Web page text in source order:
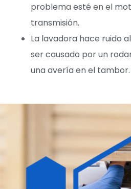
problema esté en el
transmisión.
La lavadora hace ruido
ser causado por un
una avería en el tambor.